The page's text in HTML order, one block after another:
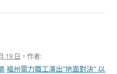
19 日 ，作者:
福州電力職工演出“地面對決” 以